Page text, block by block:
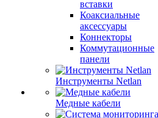
вставки
Коаксиальные
аксессуары
Коннекторы
Коммутационные
панели
Инструменты Netlan
Медные кабели